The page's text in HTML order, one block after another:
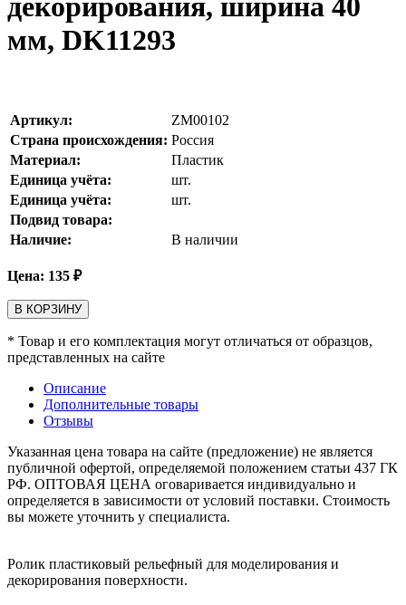
декорирования, ширина 40
мм, DK11293
Артикул:
ZM00102
Страна происхождения: Россия
Материал:
Пластик
Единица учёта:
шт.
Единица учёта:
шт.
Подвид товара:
Наличие:
В наличии
Цена: 135 ₽
В КОРЗИНУ
* Товар и его комплектация могут отличаться от образцов,
представленных на сайте
Описание
Дополнительные товары
Отзывы
Указанная цена товара на сайте (предложение) не является
публичной офертой, определяемой положением статьи 437 ГК
РФ. ОПТОВАЯ ЦЕНА оговаривается индивидуально и
определяется в зависимости от условий поставки. Стоимость
вы можете уточнить у специалиста.
Ролик пластиковый рельефный для моделирования и
декорирования поверхности.